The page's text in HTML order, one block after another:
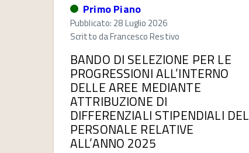
Primo Piano
Pubblicato: 28 Luglio 2026
Scritto daFrancesco Restivo
BANDO DI SELEZIONE PER LE
PROGRESSIONI ALL’INTERNO
DELLE AREE MEDIANTE
ATTRIBUZIONE DI
DIFFERENZIALI STIPENDIALI DEL
PERSONALE RELATIVE
ALL’ANNO 2025